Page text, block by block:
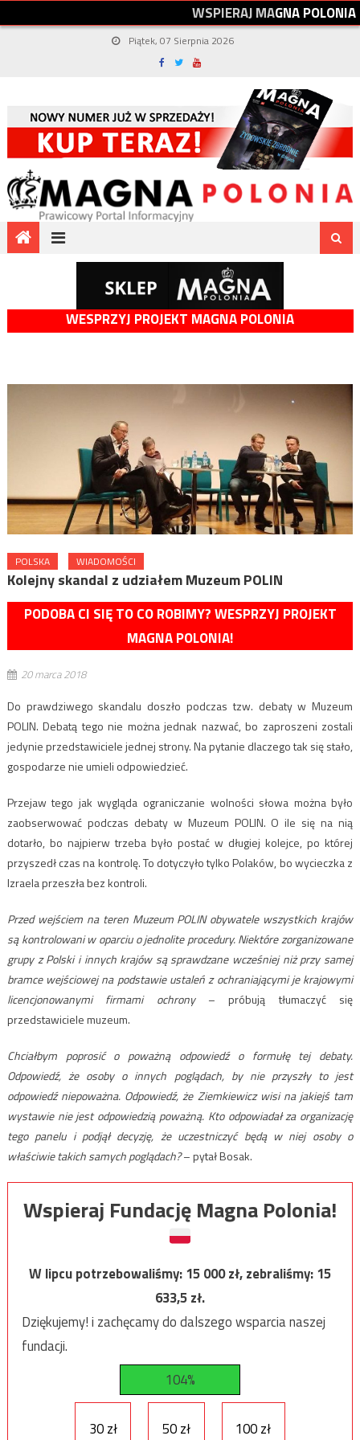
WSPIERAJMAGNAPOLONIA
Piątek, 07 Sierpnia 2026
WESPRZYJ PROJEKT MAGNA POLONIA
POLSKA WIADOMOŚCI
Kolejny skandal z udziałem Muzeum POLIN
PODOBA CI SIĘ TO CO ROBIMY? WESPRZYJ PROJEKT
MAGNA POLONIA!
20 marca 2018
Do prawdziwego skandalu doszło podczas tzw. debaty w Muzeum
POLIN. Debatą tego nie można jednak nazwać, bo zaproszeni zostali
jedynie przedstawiciele jednej strony. Na pytanie dlaczego tak się stało,
gospodarze nie umieli odpowiedzieć.
Przejaw tego jak wygląda ograniczanie wolności słowa można było
zaobserwować podczas debaty w Muzeum POLIN. O ile się na nią
dotarło, bo najpierw trzeba było postać w długiej kolejce, po której
przyszedł czas na kontrolę. To dotyczyło tylko Polaków, bo wycieczka z
Izraela przeszła bez kontroli.
Przed wejściem na teren Muzeum POLIN obywatele wszystkich krajów
są kontrolowani w oparciu o jednolite procedury. Niektóre zorganizowane
grupy z Polski i innych krajów są sprawdzane wcześniej niż przy samej
bramce wejściowej na podstawie ustaleń z ochraniającymi je krajowymi
licencjonowanymi firmami ochrony– próbują tłumaczyć się
przedstawiciele muzeum.
Chciałbym poprosić o poważną odpowiedź o formułę tej debaty.
Odpowiedź, że osoby o innych poglądach, by nie przyszły to jest
odpowiedź niepoważna. Odpowiedź, że Ziemkiewicz wisi na jakiejś tam
wystawie nie jest odpowiedzią poważną. Kto odpowiadał za organizację
tego panelu i podjął decyzję, że uczestniczyć będą w niej osoby o
właściwie takich samych poglądach?– pytał Bosak.
Wspieraj Fundację Magna Polonia!
W lipcu potrzebowaliśmy:15 000zł, zebraliśmy:15
633,5zł.
Dziękujemy! i zachęcamy do dalszego wsparcia naszej
fundacji.
104%
30 zł 50 zł 100 zł